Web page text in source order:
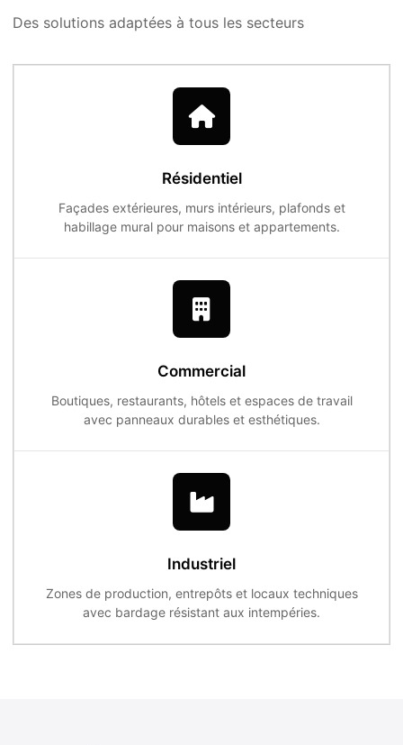
Des solutions adaptées à tous les secteurs
Résidentiel
Façades extérieures, murs intérieurs, plafonds et
habillage mural pour maisons et appartements.
Commercial
Boutiques, restaurants, hôtels et espaces de travail
avec panneaux durables et esthétiques.
Industriel
Zones de production, entrepôts et locaux techniques
avec bardage résistant aux intempéries.